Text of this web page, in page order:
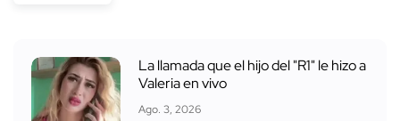
La llamada que el hijo del "R1" le hizo a
Valeria en vivo
Ago. 3, 2026